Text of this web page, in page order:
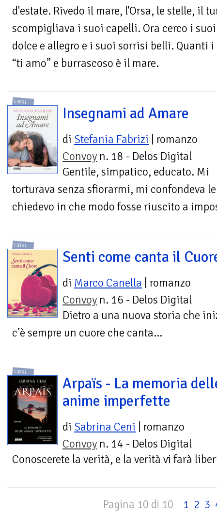
d'estate. Rivedo il mare, l'Orsa, le stelle, il
scompigliava i suoi capelli. Ora cerco i
dolce e allegro e i suoi sorrisi belli. Quanti
“ti amo” e burrascoso è il mare.
LIBRI
Insegnami ad Amare
di Stefania Fabrizi | romanzo
Convoy n. 18 - Delos Digital
Gentile, simpatico, educato. Mi
torturava senza sfiorarmi, mi confondeva
chiedevo in che modo fosse riuscito a
LIBRI
Senti come canta il
di Marco Canella | romanzo
Convoy n. 16 - Delos Digital
Dietro a una nuova storia che
c’è sempre un cuore che canta...
LIBRI
Arpaïs - La memoria
anime imperfette
di Sabrina Ceni | romanzo
Convoy n. 14 - Delos Digital
Conoscerete la verità, e la verità vi farà
Pagina 10 di 10 1 2 3